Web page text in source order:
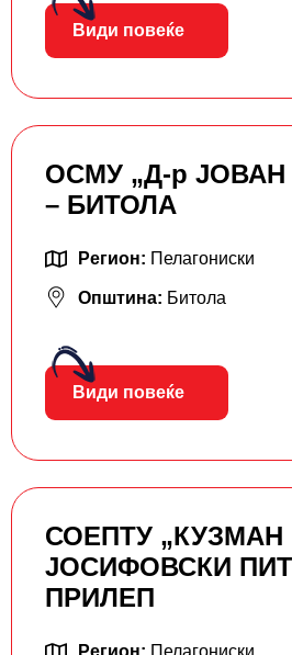
Види повеќе
ОСМУ „Д-р ЈОВАН
– БИТОЛА
Регион: Пелагониски
Општина: Битола
Види повеќе
СОЕПТУ „КУЗМАН
ЈОСИФОВСКИ
ПРИЛЕП
Регион: Пелагониски